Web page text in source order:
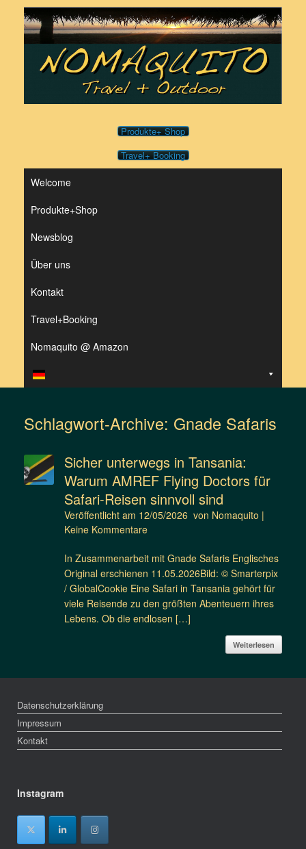
springen
Produkte+ Shop
Travel+ Booking
Welcome
Produkte+Shop
Newsblog
Über uns
Kontakt
Travel+Booking
Nomaquito @ Amazon
Schlagwort-Archive: Gnade Safaris
Sicher unterwegs in Tansania:
Warum AMREF Flying Doctors für
Safari-Reisen sinnvoll sind
Veröffentlicht am 12/05/2026 von Nomaquito |
Keine Kommentare
In Zusammenarbeit mit Gnade Safaris Englisches
Original erschienen 11.05.2026Bild: © Smarterpix
/ GlobalCookie Eine Safari in Tansania gehört für
viele Reisende zu den größten Abenteuern ihres
Lebens. Ob die endlosen […]
Weiterlesen
Datenschutzerklärung
Impressum
Kontakt
Instagram